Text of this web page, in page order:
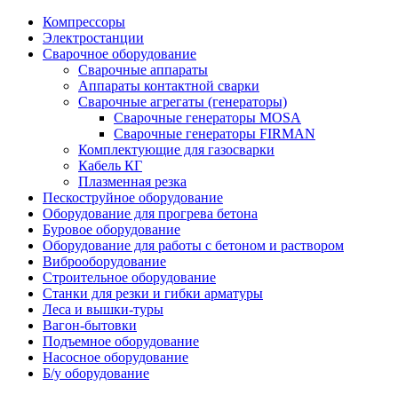
Компрессоры
Электростанции
Сварочное оборудование
Сварочные аппараты
Аппараты контактной сварки
Сварочные агрегаты (генераторы)
Сварочные генераторы MOSA
Сварочные генераторы FIRMAN
Комплектующие для газосварки
Кабель КГ
Плазменная резка
Пескоструйное оборудование
Оборудование для прогрева бетона
Буровое оборудование
Оборудование для работы с бетоном и раствором
Виброоборудование
Строительное оборудование
Станки для резки и гибки арматуры
Леса и вышки-туры
Вагон-бытовки
Подъемное оборудование
Насосное оборудование
Б/у оборудование